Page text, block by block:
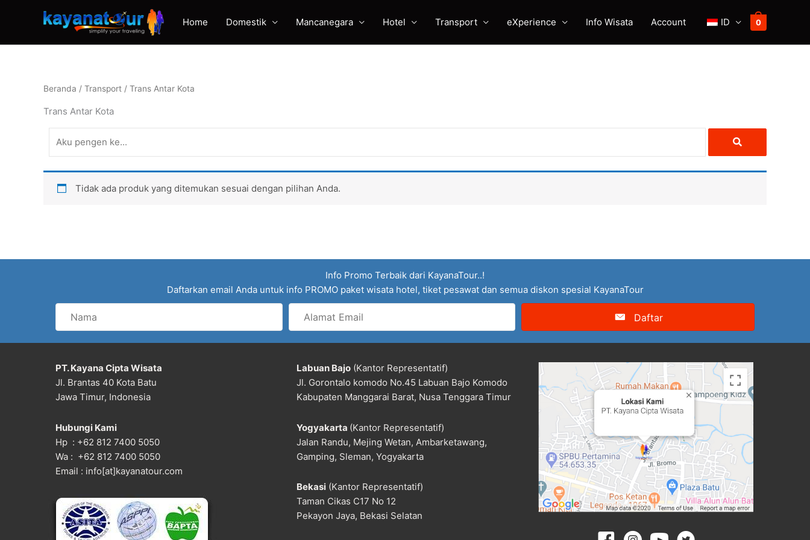
Home Domestik Mancanegara Hotel Transport eXperience Info Wisata Account ID 0
Beranda / Transport / Trans Antar Kota
Trans Antar Kota
Tidak ada produk yang ditemukan sesuai dengan pilihan Anda.
Info Promo Terbaik dari KayanaTour..!
Daftarkan email Anda untuk info PROMO paket wisata hotel, tiket pesawat dan semua diskon spesial KayanaTour
Email
Daftar
PT. Kayana Cipta Wisata
Jl. Brantas 40 Kota Batu
Jawa Timur, Indonesia
Hubungi Kami
Hp : +62 812 7400 5050
Wa : +62 812 7400 5050
Email : info[at]kayanatour.com
Labuan Bajo(Kantor Representatif)
Jl. Gorontalo komodo No.45 Labuan Bajo Komodo
Kabupaten Manggarai Barat, Nusa Tenggara Timur
Yogyakarta (Kantor Representatif)
Jalan Randu, Mejing Wetan, Ambarketawang,
Gamping, Sleman, Yogyakarta
Bekasi(Kantor Representatif)
Taman Cikas C17 No 12
Pekayon Jaya, Bekasi Selatan